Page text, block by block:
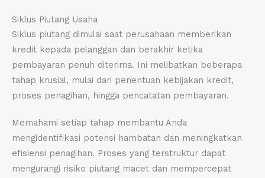
Siklus Piutang Usaha
Siklus piutang dimulai saat perusahaan memberikan
kredit kepada pelanggan dan berakhir ketika
pembayaran penuh diterima. Ini melibatkan beberapa
tahap krusial, mulai dari penentuan kebijakan kredit,
proses penagihan, hingga pencatatan pembayaran.
Memahami setiap tahap membantu Anda
mengidentifikasi potensi hambatan dan meningkatkan
efisiensi penagihan. Proses yang terstruktur dapat
mengurangi risiko piutang macet dan mempercepat